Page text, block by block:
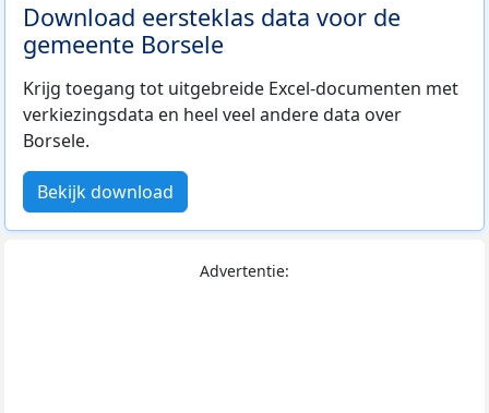
Download eersteklas data voor de
gemeente Borsele
Krijg toegang tot uitgebreide Excel-documenten met
verkiezingsdata en heel veel andere data over
Borsele.
Bekijk download
Advertentie: